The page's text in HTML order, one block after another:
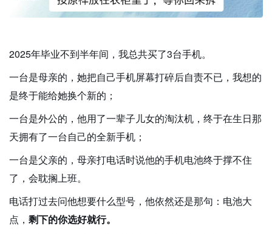
2025年毕业不到半年间，我总共买了3台手机。
一台是母亲的，她把自己手机屏幕打碎后自责不已，我想的
是终于能给她换个新的；
一台是外公的，他用了一辈子儿女的淘汰机，终于在生日那
天拥有了一台自己的全新手机；
一台是父亲的，母亲打电话时说他的手机电池终于撑不住
了，会耽搁上班。
电话打过去问他想要什么型号，他依然还是那句：电池大
点， 剩下的你选好就行。